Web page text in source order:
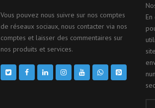
Vous pouvez nous suivre sur nos comptes
de réseaux sociaux, nous contacter via nos
comptes et laisser des commentaires sur
nos produits et services.